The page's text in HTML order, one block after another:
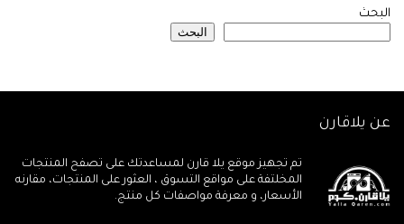
البحث
البحث
عن يلاقارن
تم تجهيز موقع يلا قارن لمساعدتك على تصفح المنتجات
المخلتفة على مواقع التسوق ، العثور على المنتجات، مقارنه
الأسعار، و معرفة مواصفات كل منتج.